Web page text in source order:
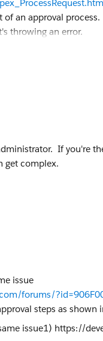
an approval
throwing an error.
If you're
get complex.
issue
forums/
steps as shown